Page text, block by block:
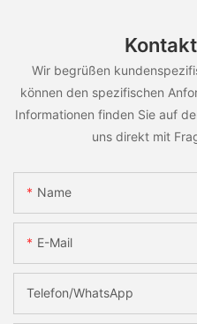
Wir begrüßen
können den spezifischen
Informationen finden Sie auf
uns direkt mit
Name
E-Mail
Telefon/WhatsApp